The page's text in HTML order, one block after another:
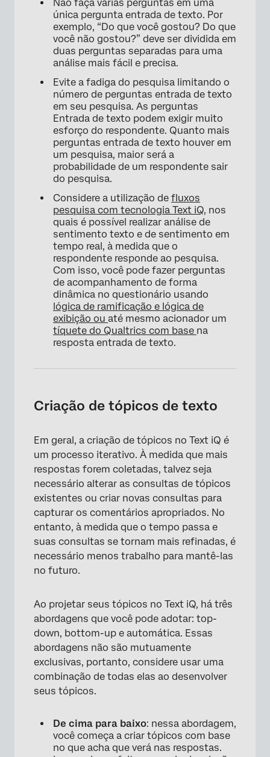
Não faça várias perguntas em uma
única pergunta entrada de texto. Por
exemplo, “Do que você gostou? Do que
você não gostou?” deve ser dividida em
duas perguntas separadas para uma
análise mais fácil e precisa.
Evite a fadiga do pesquisa limitando o
número de perguntas entrada de texto
em seu pesquisa. As perguntas
Entrada de texto podem exigir muito
esforço do respondente. Quanto mais
perguntas entrada de texto houver em
um pesquisa, maior será a
probabilidade de um respondente sair
do pesquisa.
Considere a utilização de fluxos
pesquisa com tecnologia Text iQ, nos
quais é possível realizar análise de
sentimento texto e de sentimento em
tempo real, à medida que o
respondente responde ao pesquisa.
Com isso, você pode fazer perguntas
de acompanhamento de forma
dinâmica no questionário usando
lógica de ramificação e lógica de
exibição ou até mesmo acionador um
tíquete do Qualtrics com base na
resposta entrada de texto.
Criação de tópicos de texto
Em geral, a criação de tópicos no Text iQ é
um processo iterativo. À medida que mais
respostas forem coletadas, talvez seja
necessário alterar as consultas de tópicos
existentes ou criar novas consultas para
capturar os comentários apropriados. No
entanto, à medida que o tempo passa e
suas consultas se tornam mais refinadas, é
necessário menos trabalho para mantê-las
no futuro.
Ao projetar seus tópicos no Text iQ, há três
abordagens que você pode adotar: top-
down, bottom-up e automática. Essas
abordagens não são mutuamente
exclusivas, portanto, considere usar uma
combinação de todas elas ao desenvolver
seus tópicos.
De cima para baixo: nessa abordagem,
você começa a criar tópicos com base
no que acha que verá nas respostas.